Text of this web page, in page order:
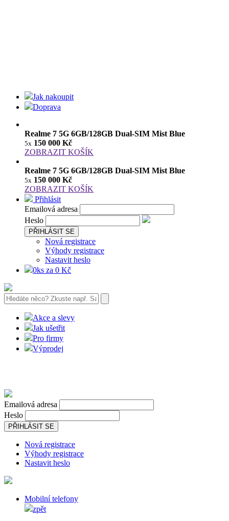
Jak nakoupit
Doprava
Realme 7 5G 6GB/128GB Dual-SIM Mist Blue
5x 150 000 Kč
ZOBRAZIT KOŠÍK
Realme 7 5G 6GB/128GB Dual-SIM Mist Blue
5x 150 000 Kč
ZOBRAZIT KOŠÍK
Přihlásit
Emailová adresa
Heslo
PŘIHLÁSIT SE
Nová registrace
Výhody registrace
Nastavit heslo
0ks za 0 Kč
Akce a slevy
Jak ušetřit
Pro firmy
Výprodej
Emailová adresa
Heslo
PŘIHLÁSIT SE
Nová registrace
Výhody registrace
Nastavit heslo
Mobilní telefony
zpět